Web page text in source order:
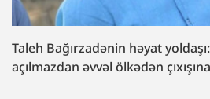
Taleh Bağırzadənin həyat
açılmazdan əvvəl ölkədən